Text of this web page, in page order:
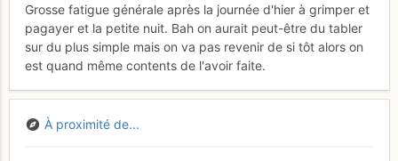
Grosse fatigue générale après la journée d'hier à grimper et
pagayer et la petite nuit. Bah on aurait peut-être du tabler
sur du plus simple mais on va pas revenir de si tôt alors on
est quand même contents de l'avoir faite.
À proximité de...